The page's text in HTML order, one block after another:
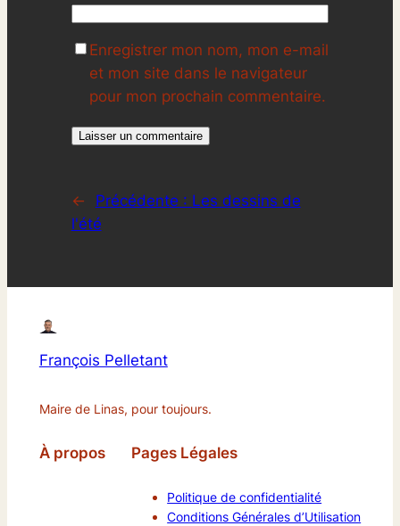
Enregistrer mon nom, mon e-mail
et mon site dans le navigateur
pour mon prochain commentaire.
← Précédente : Les dessins de
l'été
François Pelletant
Maire de Linas, pour toujours.
À propos Pages Légales
Politique de confidentialité
Conditions Générales d’Utilisation